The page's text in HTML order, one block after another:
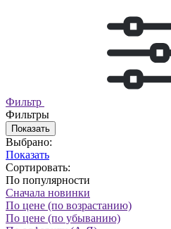
Фильтр
Фильтры
Показать
Выбрано:
Показать
Сортировать:
По популярности
Сначала новинки
По цене (по возрастанию)
По цене (по убыванию)